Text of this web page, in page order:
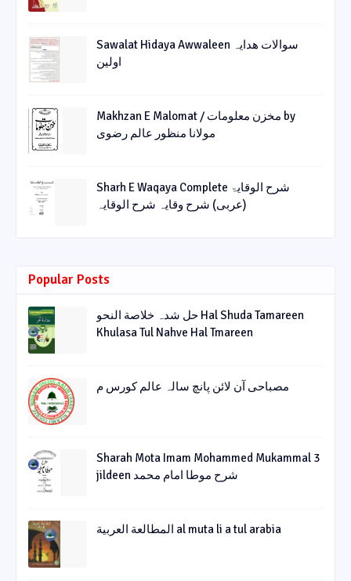
Sawalat Hidaya Awwaleen سوالات ھدایہ
اولین
Makhzan E Malomat / مخزن معلومات by
مولانا منظور عالم رضوی
Sharh E Waqaya Complete شرح الوقایۃ
(عربی) شرح وقایہ شرح الوقایہ
Popular Posts
حل شدہ خلاصة النحو Hal Shuda Tamareen
Khulasa Tul Nahve Hal Tmareen
مصباحی آن لائن پانچ سالہ عالم کورس م
Sharah Mota Imam Mohammed Mukammal 3
jildeen شرح موطا امام محمد
المطالعة العربية al muta li a tul arabia